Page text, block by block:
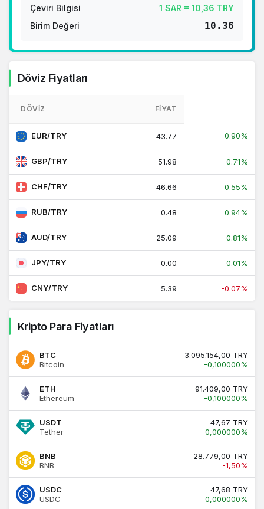
1 CNY Kaç TL ?
Çeviri Bilgisi
1 SAR = 10,36 TRY
Birim Değeri
10.36
Döviz Fiyatları
DÖVIZ FIYAT
EUR/TRY 43.77 0.90%
GBP/TRY 51.98 0.71%
CHF/TRY 46.66 0.55%
RUB/TRY 0.48 0.94%
AUD/TRY 25.09 0.81%
JPY/TRY 0.00 0.01%
CNY/TRY 5.39 -0.07%
Kripto Para Fiyatları
BTC
Bitcoin
3.095.154,00 TRY
-0,100000%
ETH
Ethereum
91.409,00 TRY
-0,100000%
USDT
Tether
47,67 TRY
0,000000%
BNB
BNB
28.779,00 TRY
-1,50%
USDC
USDC
47,68 TRY
0,000000%